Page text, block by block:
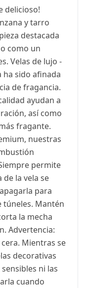
delicioso!
y tarro
destacada
como un
Velas de lujo -
ha sido afinada
de fragancia.
ayudan a
así como
fragante.
nuestras
permite
la vela se
para
túneles. Mantén
la mecha
Advertencia:
Mientras se
decorativas
ni las
cuando